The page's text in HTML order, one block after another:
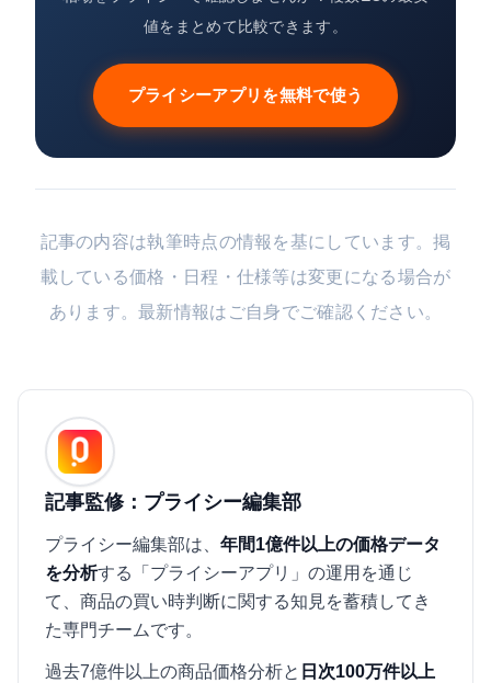
値をまとめて比較できます。
プライシーアプリを無料で使う
記事の内容は執筆時点の情報を基にしています。掲
載している価格・日程・仕様等は変更になる場合が
あります。最新情報はご自身でご確認ください。
記事監修：プライシー編集部
プライシー編集部は、 年間1億件以上の価格データ
を分析する「プライシーアプリ」の運用を通じ
て、商品の買い時判断に関する知見を蓄積してき
た専門チームです。
過去7億件以上の商品価格分析と 日次100万件以上